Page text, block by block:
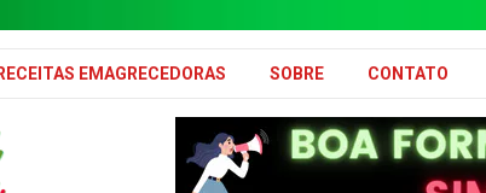
RECEITAS EMAGRECEDORAS SOBRE CONTATO